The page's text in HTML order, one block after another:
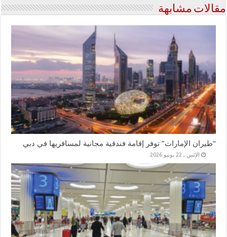
مقالات مشابهة
“طيران الإمارات” توفر إقامة فندقية مجانية لمسافريها في دبي
الإثنين , 22 يونيو 2026